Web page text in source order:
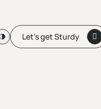
Enable high contrast
Let’s get Sturdy